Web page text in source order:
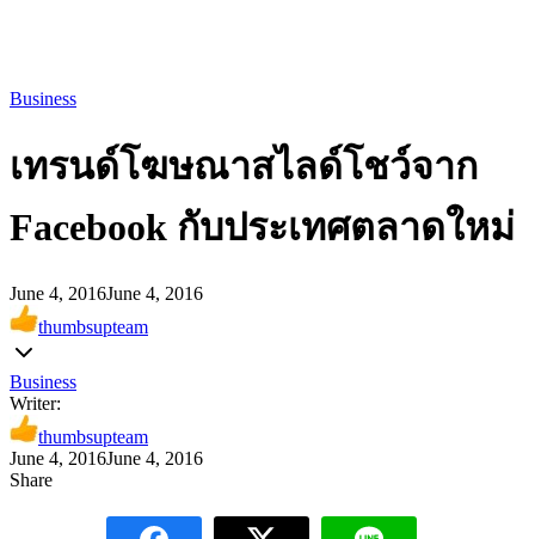
Business
เทรนด์โฆษณาสไลด์โชว์จาก
Facebook กับประเทศตลาดใหม่
June 4, 2016June 4, 2016
thumbsupteam
Business
Writer:
thumbsupteam
June 4, 2016June 4, 2016
Share